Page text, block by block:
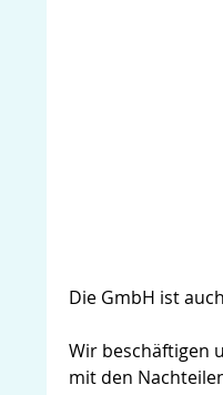
Die GmbH ist
Wir beschäftigen
mit den